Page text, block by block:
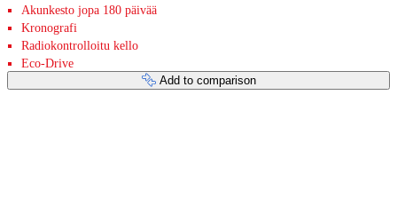
Akunkesto jopa 180 päivää
Kronografi
Radiokontrolloitu kello
Eco-Drive
Add to comparison